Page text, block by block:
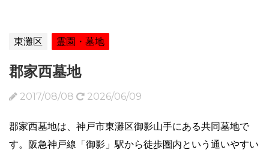
東灘区 霊園・墓地
郡家西墓地
2017/08/08 2026/06/09
郡家西墓地は、神戸市東灘区御影山手にある共同墓地で
す。阪急神戸線「御影」駅から徒歩圏内という通いやすい